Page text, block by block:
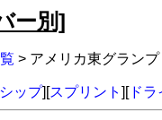
ー別]
> アメリカ東グラン
ップ][スプリント ][ドラ